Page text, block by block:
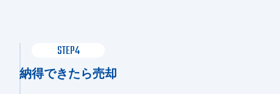
STEP4
納得できたら売却